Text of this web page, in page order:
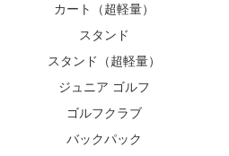
カート（超軽量）
スタンド
スタンド（超軽量）
ジュニア ゴルフ
ゴルフクラブ
バックパック